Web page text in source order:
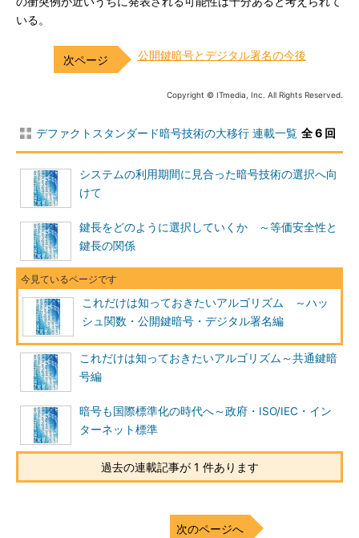
いる。
公開鍵暗号とデジタル署名の今後
Copyright © ITmedia, Inc. All Rights Reserved.
デファクトスタンダード暗号技術の大移行 連載一覧 全 6 回
システムの利用期間に見合った暗号技術の選択へ向
けて
鍵長をどのように選択していくか ～等価安全性と
鍵長の関係
これだけは知っておきたいアルゴリズム ～ハッ
シュ関数・公開鍵暗号・デジタル署名編
これだけは知っておきたいアルゴリズム～共通鍵暗
号編
暗号も国際標準化の時代へ～政府・ISO/IEC・イン
ターネット標準
過去の連載記事が 1 件あります
次のページへ